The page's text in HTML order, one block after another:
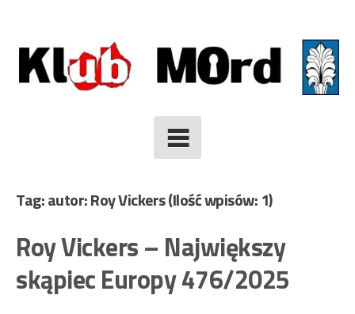
to
content
Tag: autor: Roy Vickers(Ilość wpisów: 1)
Roy Vickers – Największy
skąpiec Europy 476/2025